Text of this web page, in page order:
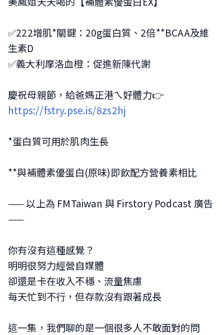
✅222增肌*關鍵：20g蛋白質、2倍**BCAA及維
生素D
✅義大利摩洛血橙：促進新陳代謝
慶祝母親節，給爸媽正港ㄟ好體力👉
https://fstry.pse.is/8zs2hj
*蛋白質可用於肌肉生長
**與補體素優蛋白(原味)即飲配方營養素相比
—— 以上為 FMTaiwan 與 Firstory Podcast 廣告
——
你有沒有這種感覺？
明明很努力經營自媒體
卻還是卡在收入不穩、流量焦慮
每天忙到不行，但存款沒有跟著成長
這一集，我們聊的是一個很多人不敢面對的問